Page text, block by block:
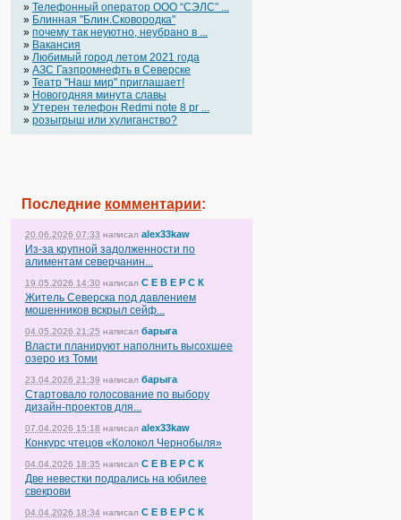
» Телефонный оператор OOO “СЭЛС” ...
» Блинная "Блин.Сковородка"
» почему так неуютно, неубрано в ...
» Вакансия
» Любимый город летом 2021 года
» АЗС Газпромнефть в Северске
» Театр "Наш мир" приглашает!
» Новогодняя минута славы
» Утерен телефон Redmi note 8 pr ...
» розыгрыш или хулиганство?
Последние комментарии:
20.06.2026 07:33 написал alex33kaw
Из-за крупной задолженности по
алиментам северчанин...
19.05.2026 14:30 написал С Е В Е Р С К
Житель Северска под давлением
мошенников вскрыл сейф...
04.05.2026 21:25 написал барыга
Власти планируют наполнить высохшее
озеро из Томи
23.04.2026 21:39 написал барыга
Стартовало голосование по выбору
дизайн-проектов для...
07.04.2026 15:18 написал alex33kaw
Конкурс чтецов «Колокол Чернобыля»
04.04.2026 18:35 написал С Е В Е Р С К
Две невестки подрались на юбилее
свекрови
04.04.2026 18:34 написал С Е В Е Р С К